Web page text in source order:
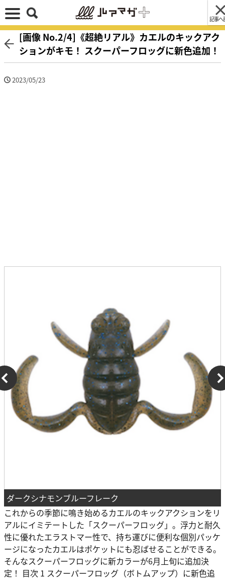
記事へ
[画像 No.2/4]《超絶リアル》カエルのキックアク
ションがキモ！ スクーパーフロッグに新色追加！
2023/05/23
ダークシナモンブルーフレーク
これからの季節に鳴き始めるカエルのキックアクションをリ
アルにイミテートした「スクーパーフロッグ」。浮力と耐久
性に優れたエラストマー性で、持ち運びに便利な個別パッケ
ージになったカエルはポケットにも忍ばせることができる。
そんなスクーパーフロッグに新カラーが6月上旬に追加決
定！ 目次 1 スクーパーフロッグ（ボトムアップ）に新色追